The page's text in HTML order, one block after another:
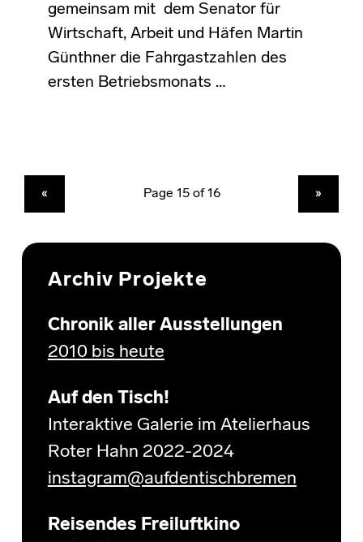
gemeinsam mit dem Senator für
Wirtschaft, Arbeit und Häfen Martin
Günthner die Fahrgastzahlen des
ersten Betriebsmonats …
« »
Archiv Projekte
Chronik aller Ausstellungen
2010 bis heute
Auf den Tisch!
Interaktive Galerie im Atelierhaus
Roter Hahn 2022-2024
instagram@aufdentischbremen
Reisendes Freiluftkino